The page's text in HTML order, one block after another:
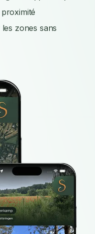
zones sans